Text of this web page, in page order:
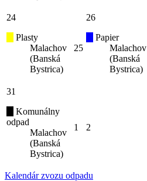
24
Plasty
Malachov
(Banská
Bystrica)
25
26
Papier
Malachov
(Banská
Bystrica)
31
Komunálny
odpad
Malachov
(Banská
Bystrica)
1 2
Kalendár zvozu odpadu